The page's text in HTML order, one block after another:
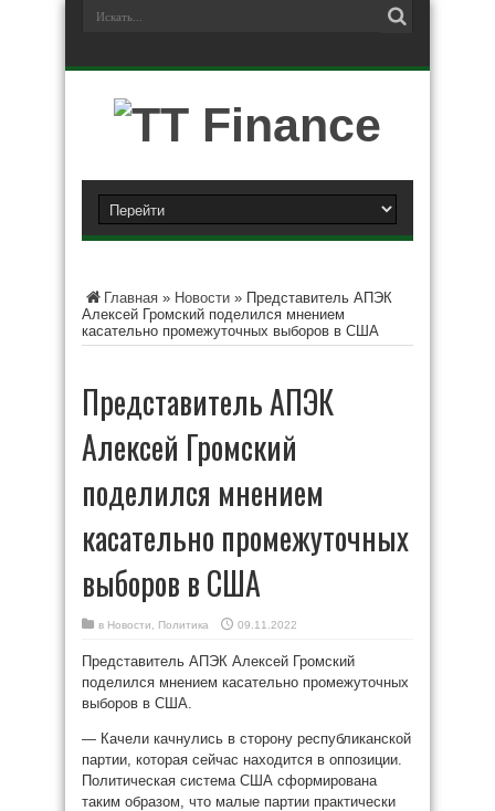
Главная » Новости » Представитель АПЭК
Алексей Громский поделился мнением
касательно промежуточных выборов в США
Представитель АПЭК
Алексей Громский
поделился мнением
касательно промежуточных
выборов в США
в Новости Политика 09.11.2022
Представитель АПЭК Алексей Громский
поделился мнением касательно промежуточных
выборов в США.
— Качели качнулись в сторону республиканской
партии, которая сейчас находится в оппозиции.
Политическая система США сформирована
таким образом, что малые партии практически